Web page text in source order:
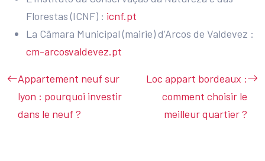
Florestas (ICNF) : icnf.pt
La Câmara Municipal (mairie) d’Arcos de Valdevez :
cm-arcosvaldevez.pt
Appartement neuf sur
lyon : pourquoi investir
dans le neuf ?
Loc appart bordeaux :
comment choisir le
meilleur quartier ?